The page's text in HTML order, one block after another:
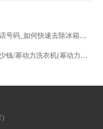
厚的冰霜水渍-快速去除冰箱里厚厚的冰霜水渍方法
洗衣机(幂动力洗衣机怎么使用)
)